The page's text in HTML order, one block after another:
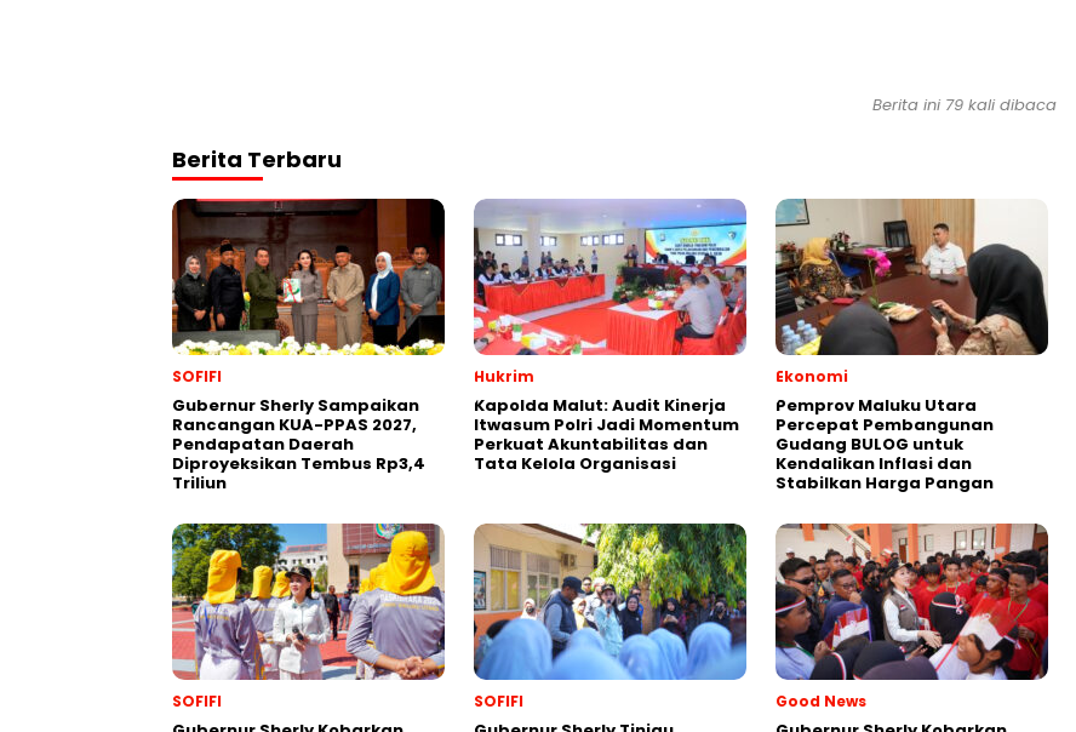
Berita ini 79 kali dibaca
Berita Terbaru
SOFIFI
Gubernur Sherly Sampaikan
Rancangan KUA-PPAS 2027,
Pendapatan Daerah
Diproyeksikan Tembus Rp3,4
Triliun
Hukrim
Kapolda Malut: Audit Kinerja
Itwasum Polri Jadi Momentum
Perkuat Akuntabilitas dan
Tata Kelola Organisasi
Ekonomi
Pemprov Maluku Utara
Percepat Pembangunan
Gudang BULOG untuk
Kendalikan Inflasi dan
Stabilkan Harga Pangan
SOFIFI SOFIFI Good News